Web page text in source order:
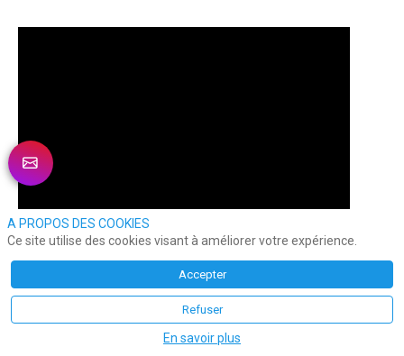
A PROPOS DES COOKIES
Ce site utilise des cookies visant à améliorer votre expérience.
Accepter
Refuser
En savoir plus